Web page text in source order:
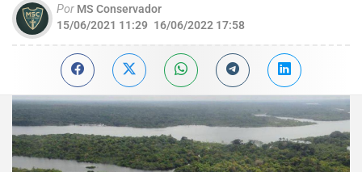
Por MS Conservador
15/06/2021 11:29 16/06/2022 17:58